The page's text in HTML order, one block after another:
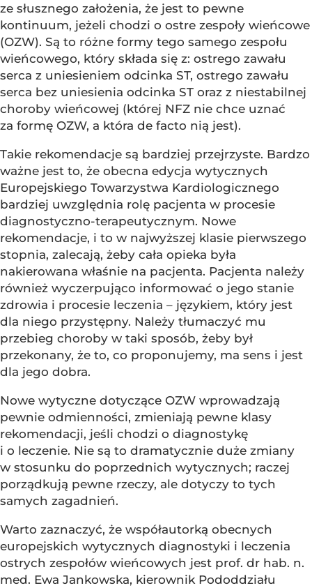
ze słusznego założenia, że jest to pewne
kontinuum, jeżeli chodzi o ostre zespoły wieńcowe
(OZW). Są to różne formy tego samego zespołu
wieńcowego, który składa się z: ostrego zawału
serca z uniesieniem odcinka ST, ostrego zawału
serca bez uniesienia odcinka ST oraz z niestabilnej
choroby wieńcowej (której NFZ nie chce uznać
za formę OZW, a która de facto nią jest).
Takie rekomendacje są bardziej przejrzyste. Bardzo
ważne jest to, że obecna edycja wytycznych
Europejskiego Towarzystwa Kardiologicznego
bardziej uwzględnia rolę pacjenta w procesie
diagnostyczno-terapeutycznym. Nowe
rekomendacje, i to w najwyższej klasie pierwszego
stopnia, zalecają, żeby cała opieka była
nakierowana właśnie na pacjenta. Pacjenta należy
również wyczerpująco informować o jego stanie
zdrowia i procesie leczenia – językiem, który jest
dla niego przystępny. Należy tłumaczyć mu
przebieg choroby w taki sposób, żeby był
przekonany, że to, co proponujemy, ma sens i jest
dla jego dobra.
Nowe wytyczne dotyczące OZW wprowadzają
pewnie odmienności, zmieniają pewne klasy
rekomendacji, jeśli chodzi o diagnostykę
i o leczenie. Nie są to dramatycznie duże zmiany
w stosunku do poprzednich wytycznych; raczej
porządkują pewne rzeczy, ale dotyczy to tych
samych zagadnień.
Warto zaznaczyć, że współautorką obecnych
europejskich wytycznych diagnostyki i leczenia
ostrych zespołów wieńcowych jest prof. dr hab. n.
med. Ewa Jankowska, kierownik Pododdziału